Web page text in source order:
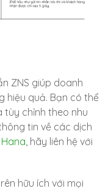
ZNS giúp doanh
hiệu quả. Bạn có thể
tùy chỉnh theo nhu
tin về các dịch
Hana, hãy liên hệ với
hữu ích với mọi